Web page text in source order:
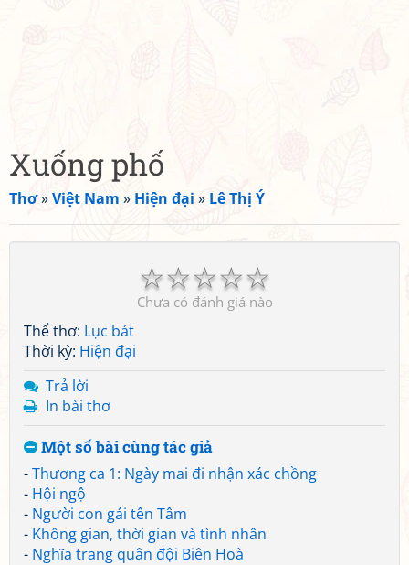
Xuống phố
Thơ»Việt Nam » Hiện đại » Lê Thị Ý
☆
☆
☆
☆
☆
Chưa có đánh giá nào
Thể thơ: Lục bát
Thời kỳ: Hiện đại
Trả lời
In bài thơ
Một số bài cùng tác giả
-Thương ca 1: Ngày mai đi nhận xác chồng
- Hội ngộ
- Người con gái tên Tâm
- Không gian, thời gian và tình nhân
- Nghĩa trang quân đội Biên Hoà